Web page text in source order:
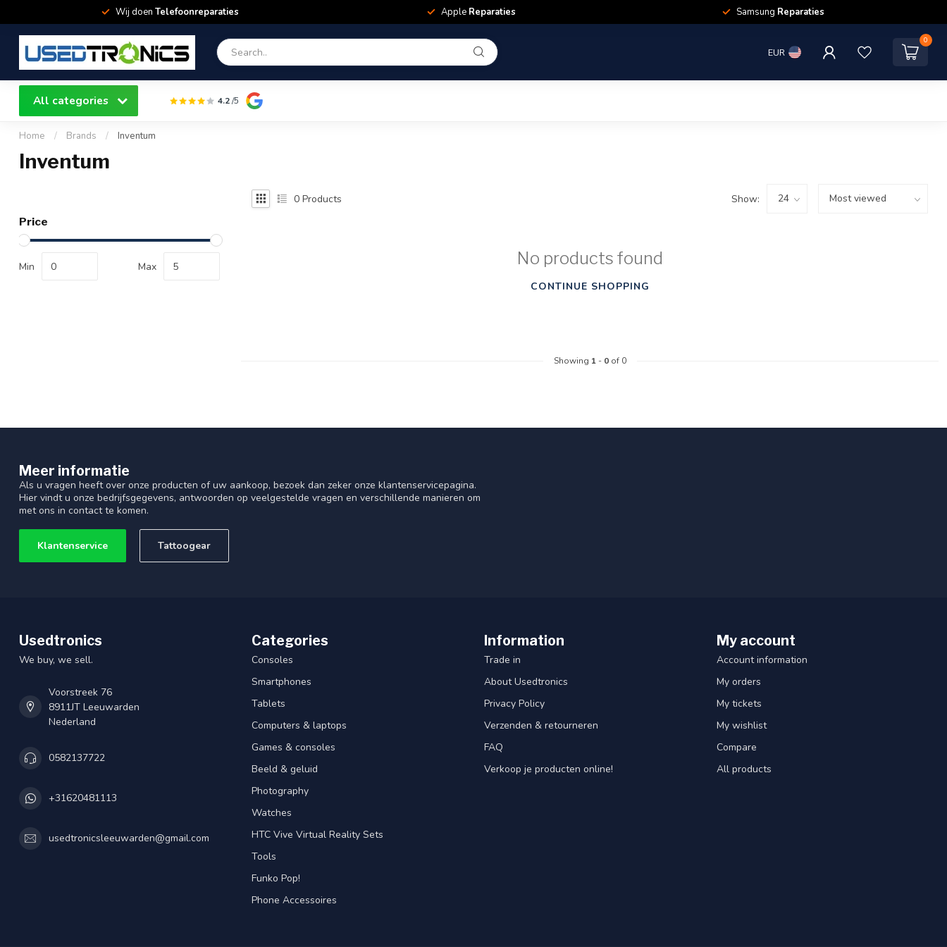
Wij doen Telefoonreparaties Apple Reparaties Samsung Reparaties
EUR
0
All categories 4.2/5
Home / Brands / Inventum
Inventum
Price
Min Max
0 Products Show:
No products found
CONTINUE SHOPPING
Showing 1- 0of 0
Meer informatie
Als u vragen heeft over onze producten of uw aankoop, bezoek dan zeker onze klantenservicepagina.
Hier vindt u onze bedrijfsgegevens, antwoorden op veelgestelde vragen en verschillende manieren om
met ons in contact te komen.
Klantenservice Tattoogear
Usedtronics
We buy, we sell.
Voorstreek 76
8911JT Leeuwarden
Nederland
0582137722
+31620481113
usedtronicsleeuwarden@gmail.com
Categories
Consoles
Smartphones
Tablets
Computers & laptops
Games & consoles
Beeld & geluid
Photography
Watches
HTC Vive Virtual Reality Sets
Tools
Funko Pop!
Phone Accessoires
Information
Trade in
About Usedtronics
Privacy Policy
Verzenden & retourneren
FAQ
Verkoop je producten online!
My account
Account information
My orders
My tickets
My wishlist
Compare
All products